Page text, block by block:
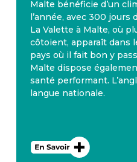
Malte bénéficie d’un
l’année, avec 300 jours
La Valette à Malte, où
côtoient, apparaît dans
pays où il fait bon y
Malte dispose
santé performant.
langue nationale.